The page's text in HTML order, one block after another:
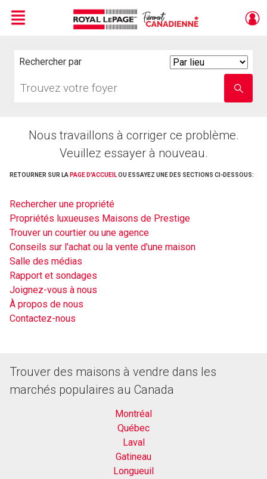
Menu
Rechercher par
votre
nom
Nous travaillons à corriger ce problème.
Veuillez essayer à nouveau.
RETOURNER SUR LA PAGE D'ACCUEILOU ESSAYEZ UNE DES SECTIONS CI-DESSOUS:
Rechercher une propriété
Propriétés luxueuses Maisons de Prestige
Trouver un courtier ou une agence
Conseils sur l'achat ou la vente d'une maison
Salle des médias
Rapport et sondages
Joignez-vous à nous
À propos de nous
Contactez-nous
Trouver des maisons à vendre dans les
marchés populaires au Canada
Montréal
Québec
Laval
Gatineau
Longueuil